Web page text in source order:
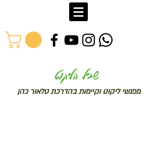
שביל הליקוט
מפגשי ליקוט וקיימות בהדרכת טלאור כהן